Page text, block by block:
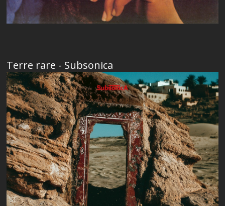
Terre rare - Subsonica